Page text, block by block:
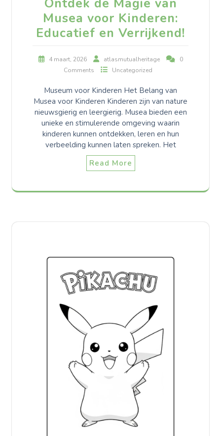
Musea voor Kinderen:
Educatief en Verrijkend!
4 maart, 2026 atlasmutualheritage
0
Comments
Uncategorized
Museum voor Kinderen Het Belang van
Musea voor Kinderen Kinderen zijn van nature
nieuwsgierig en leergierig. Musea bieden een
unieke en stimulerende omgeving waarin
kinderen kunnen ontdekken, leren en hun
verbeelding kunnen laten spreken. Het
Read More